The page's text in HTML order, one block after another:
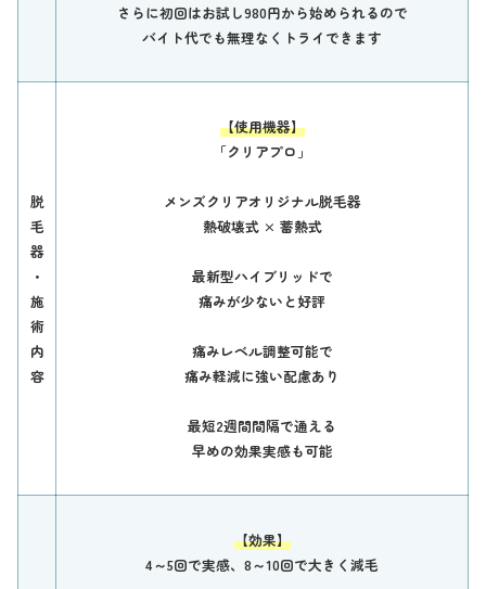
さらに初回はお試し980円から始められるので
バイト代でも無理なくトライできます
脱
毛
器
・
施
術
内
容
【使用機器】
「クリアプロ」
メンズクリアオリジナル脱毛器
熱破壊式 × 蓄熱式
最新型ハイブリッドで
痛みが少ないと好評
痛みレベル調整可能で
痛み軽減に強い配慮あり
最短2週間間隔で通える
早めの効果実感も可能
【効果】
4～5回で実感、8～10回で大きく減毛